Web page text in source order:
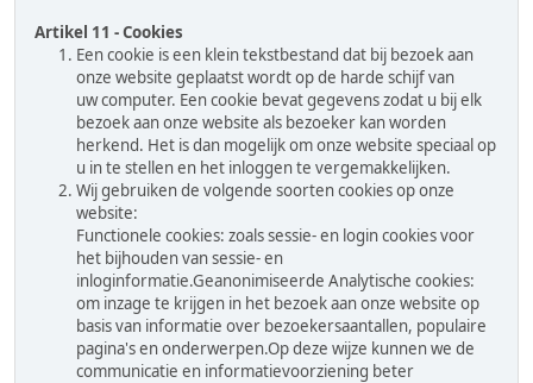
Artikel 11 - Cookies
Een cookie is een klein tekstbestand dat bij bezoek aan
onze website geplaatst wordt op de harde schijf van
uw computer. Een cookie bevat gegevens zodat u bij elk
bezoek aan onze website als bezoeker kan worden
herkend. Het is dan mogelijk om onze website speciaal op
u in te stellen en het inloggen te vergemakkelijken.
Wij gebruiken de volgende soorten cookies op onze
website:
Functionele cookies: zoals sessie- en login cookies voor
het bijhouden van sessie- en
inloginformatie.Geanonimiseerde Analytische cookies:
om inzage te krijgen in het bezoek aan onze website op
basis van informatie over bezoekersaantallen, populaire
pagina's en onderwerpen.Op deze wijze kunnen we de
communicatie en informatievoorziening beter